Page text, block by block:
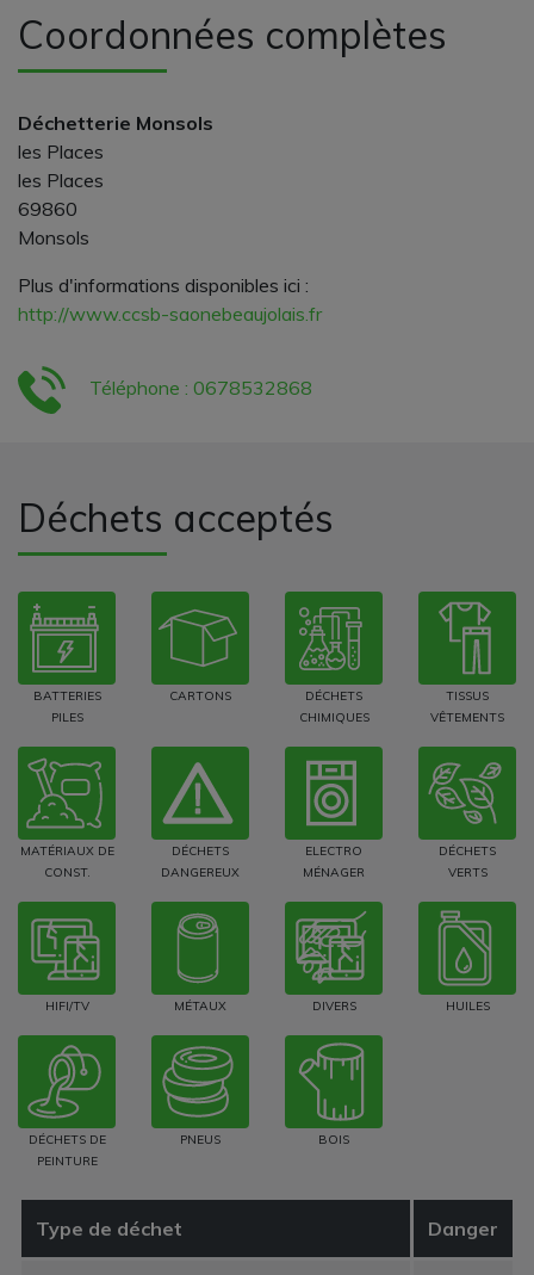
Coordonnées complètes
Déchetterie Monsols
les Places
les Places
69860
Monsols
Plus d'informations disponibles ici :
http://www.ccsb-saonebeaujolais.fr
Téléphone : 0678532868
Déchets acceptés
BATTERIES
PILES
CARTONS
DÉCHETS
CHIMIQUES
TISSUS
VÊTEMENTS
MATÉRIAUX DE
CONST.
DÉCHETS
DANGEREUX
ELECTRO
MÉNAGER
DÉCHETS
VERTS
HIFI/TV MÉTAUX DIVERS HUILES
DÉCHETS DE
PEINTURE
PNEUS BOIS
Type de déchet Danger